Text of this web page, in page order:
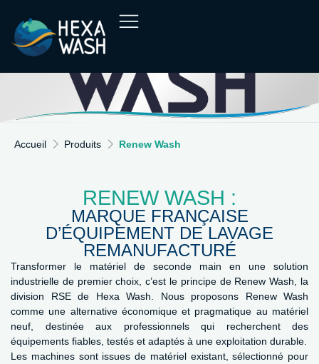
Accueil Produits Renew Wash
RENEW WASH :
MARQUE FRANÇAISE
D’ÉQUIPEMENT DE LAVAGE
REMANUFACTURÉ
Transformer le matériel de seconde main en une solution
industrielle de premier choix, c’est le principe de Renew Wash, la
division RSE de Hexa Wash. Nous proposons Renew Wash
comme une alternative économique et pragmatique au matériel
neuf, destinée aux professionnels qui recherchent des
équipements fiables, testés et adaptés à une exploitation durable.
Les machines sont issues de matériel existant, sélectionné pour